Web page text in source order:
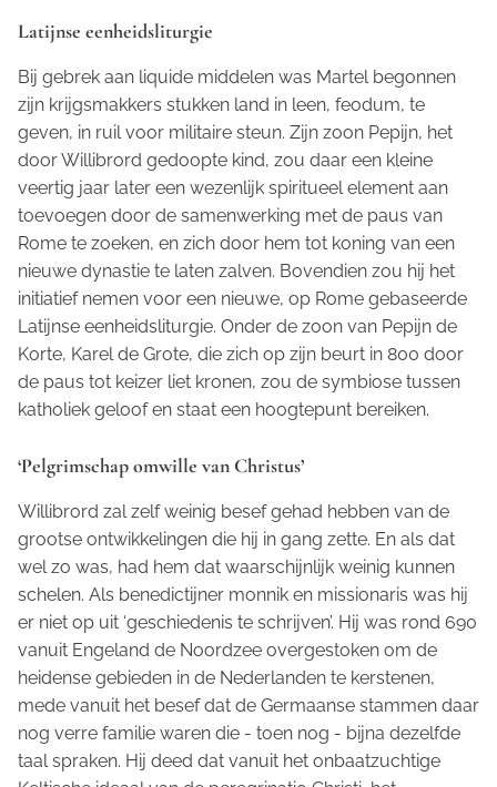
Latijnse eenheidsliturgie
Bij gebrek aan liquide middelen was Martel begonnen
zijn krijgsmakkers stukken land in leen, feodum, te
geven, in ruil voor militaire steun. Zijn zoon Pepijn, het
door Willibrord gedoopte kind, zou daar een kleine
veertig jaar later een wezenlijk spiritueel element aan
toevoegen door de samenwerking met de paus van
Rome te zoeken, en zich door hem tot koning van een
nieuwe dynastie te laten zalven. Bovendien zou hij het
initiatief nemen voor een nieuwe, op Rome gebaseerde
Latijnse eenheidsliturgie. Onder de zoon van Pepijn de
Korte, Karel de Grote, die zich op zijn beurt in 800 door
de paus tot keizer liet kronen, zou de symbiose tussen
katholiek geloof en staat een hoogtepunt bereiken.
‘Pelgrimschap omwille van Christus’
Willibrord zal zelf weinig besef gehad hebben van de
grootse ontwikkelingen die hij in gang zette. En als dat
wel zo was, had hem dat waarschijnlijk weinig kunnen
schelen. Als benedictijner monnik en missionaris was hij
er niet op uit ‘geschiedenis te schrijven’. Hij was rond 690
vanuit Engeland de Noordzee overgestoken om de
heidense gebieden in de Nederlanden te kerstenen,
mede vanuit het besef dat de Germaanse stammen daar
nog verre familie waren die - toen nog - bijna dezelfde
taal spraken. Hij deed dat vanuit het onbaatzuchtige